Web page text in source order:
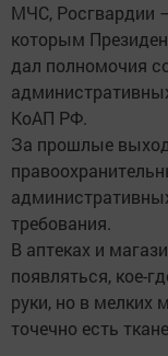
МЧС, Росгвардии
которым
дал полномочия
КоАП РФ.
За прошлые
требования.
В аптеках и
появляться, кое-
руки, но в мелких
точечно есть